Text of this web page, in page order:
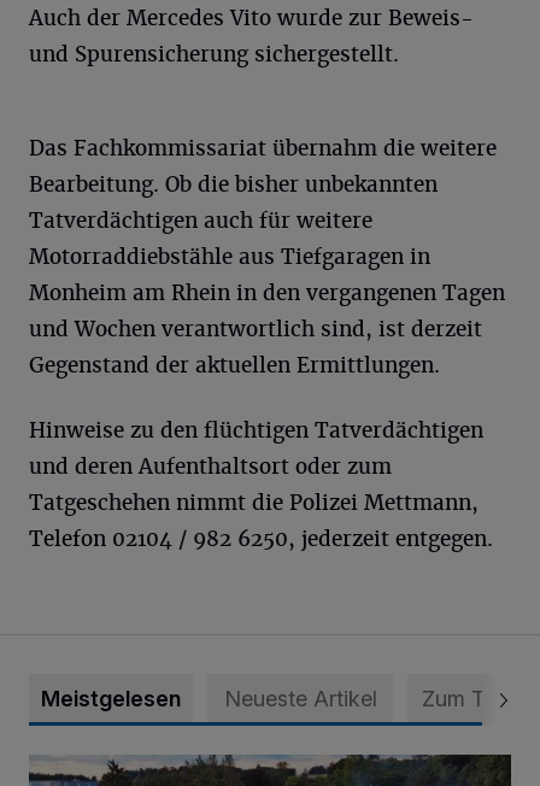
Auch der Mercedes Vito wurde zur Beweis-
und Spurensicherung sichergestellt.
Das Fachkommissariat übernahm die weitere
Bearbeitung. Ob die bisher unbekannten
Tatverdächtigen auch für weitere
Motorraddiebstähle aus Tiefgaragen in
Monheim am Rhein in den vergangenen Tagen
und Wochen verantwortlich sind, ist derzeit
Gegenstand der aktuellen Ermittlungen.
Hinweise zu den flüchtigen Tatverdächtigen
und deren Aufenthaltsort oder zum
Tatgeschehen nimmt die Polizei Mettmann,
Telefon 02104 / 982 6250, jederzeit entgegen.
Meistgelesen Neueste Artikel Zum Thema
Vier Tage mit vollem Programm